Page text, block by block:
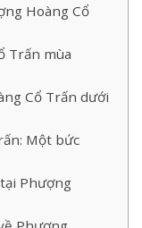
Hoàng Cổ
Trấn mùa
Cổ Trấn dưới
Một bức
Phượng